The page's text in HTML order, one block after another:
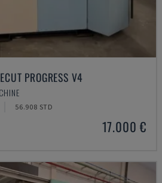
PROGRESS V4
56.908 STD
17.000 €